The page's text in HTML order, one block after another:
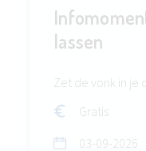
lassen
Zet de vonk in je
Gratis
03-09-2026